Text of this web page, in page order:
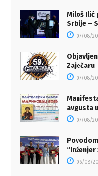
Miloš Ilić
Srbije –
07/08/
Zaječaru
07/08/
avgusta
07/08/
“Inženjer
06/08/